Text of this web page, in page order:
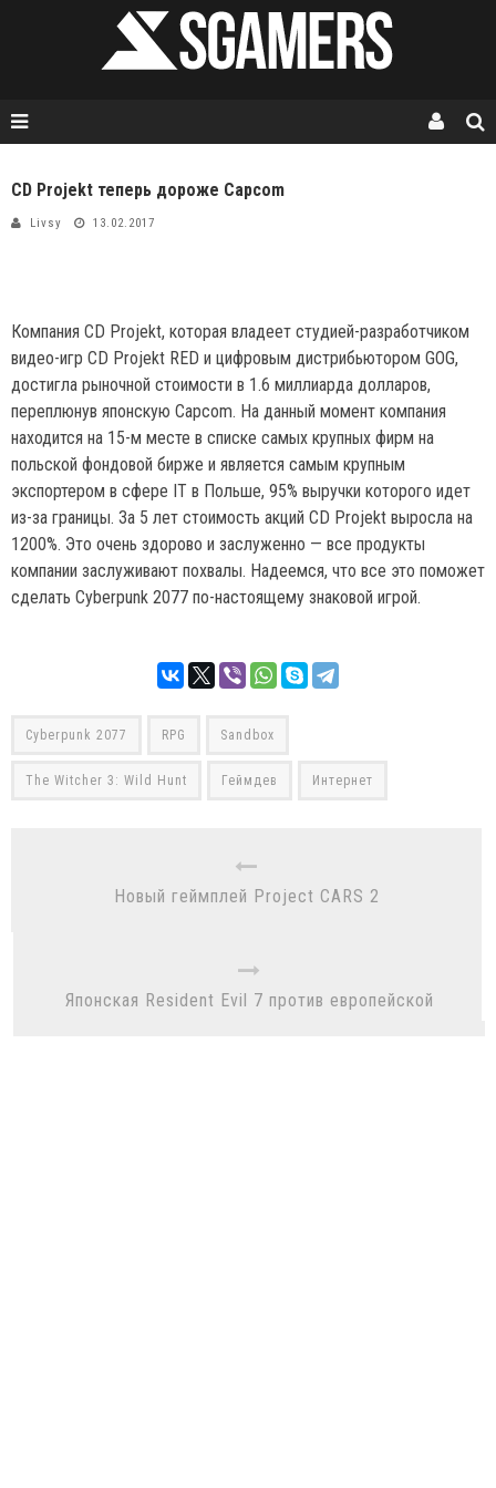
CD Projekt теперь дороже Capcom
Livsy 13.02.2017
Компания CD Projekt, которая владеет студией-разработчиком
видео-игр CD Projekt RED и цифровым дистрибьютором GOG,
достигла рыночной стоимости в 1.6 миллиарда долларов,
переплюнув японскую Capcom. На данный момент компания
находится на 15-м месте в списке самых крупных фирм на
польской фондовой бирже и является самым крупным
экспортером в сфере IT в Польше, 95% выручки которого идет
из-за границы. За 5 лет стоимость акций CD Projekt выросла на
1200%. Это очень здорово и заслуженно — все продукты
компании заслуживают похвалы. Надеемся, что все это поможет
сделать Cyberpunk 2077 по-настоящему знаковой игрой.
Cyberpunk 2077 RPG Sandbox
The Witcher 3: Wild Hunt Геймдев Интернет
Новый геймплей Project CARS 2
Японская Resident Evil 7 против европейской